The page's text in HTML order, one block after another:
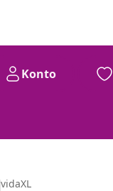
Konto
vidaXL